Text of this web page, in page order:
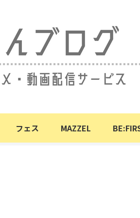
フェス MAZZEL